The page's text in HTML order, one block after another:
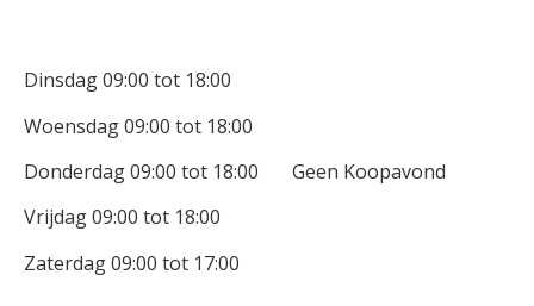
Dinsdag 09:00 tot 18:00
Woensdag 09:00 tot 18:00
Donderdag 09:00 tot 18:00 Geen Koopavond
Vrijdag 09:00 tot 18:00
Zaterdag 09:00 tot 17:00